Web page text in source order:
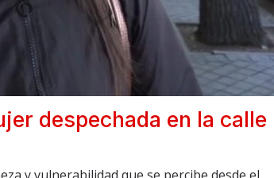
despechada en la calle